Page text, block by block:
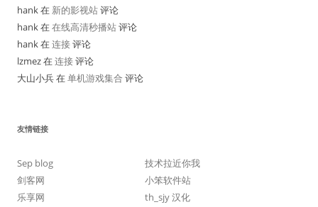
hank 在 新的影视站评论
hank 在在线高清秒播站评论
hank 在连接评论
lzmez 在连接评论
大山小兵 在单机游戏集合 评论
友情链接
Sep blog
技术拉近你我
剑客网
小笨软件站
乐享网
th_sjy 汉化